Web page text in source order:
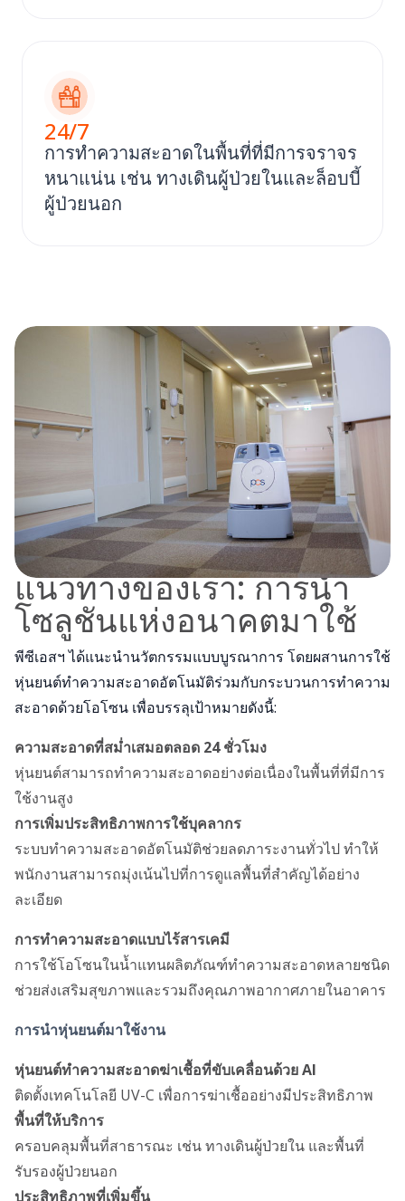
24/7
การทําความสะอาดในพื้นที่ที่มีการจราจร
หนาแน่น เช่น ทางเดินผู้ป่วยในและล็อบบี้
ผู้ป่วยนอก
แนวทางของเรา: การนำ
โซลูชันแห่งอนาคตมาใช้
พีซีเอสฯ ได้แนะนำนวัตกรรมแบบบูรณาการ โดยผสานการใช้
หุ่นยนต์ทำความสะอาดอัตโนมัติร่วมกับกระบวนการทำความ
สะอาดด้วยโอโซน เพื่อบรรลุเป้าหมายดังนี้:
ความสะอาดที่สม่ำเสมอตลอด 24ชั่วโมง
หุ่นยนต์สามารถทำความสะอาดอย่างต่อเนื่องในพื้นที่ที่มีการ
ใช้งานสูง
การเพิ่มประสิทธิภาพการใช้บุคลากร
ระบบทำความสะอาดอัตโนมัติช่วยลดภาระงานทั่วไป ทำให้
พนักงานสามารถมุ่งเน้นไปที่การดูแลพื้นที่สำคัญได้อย่าง
ละเอียด
การทำความสะอาดแบบไร้สารเคมี
การใช้โอโซนในน้ำแทนผลิตภัณฑ์ทำความสะอาดหลายชนิด
ช่วยส่งเสริมสุขภาพและรวมถึงคุณภาพอากาศภายในอาคาร
การนำหุ่นยนต์มาใช้งาน
หุ่นยนต์ทำความสะอาดฆ่าเชื้อที่ขับเคลื่อนด้วย AI
ติดตั้งเทคโนโลยี UV-C เพื่อการฆ่าเชื้ออย่างมีประสิทธิภาพ
พื้นที่ให้บริการ
ครอบคลุมพื้นที่สาธารณะ เช่น ทางเดินผู้ป่วยใน และพื้นที่
รับรองผู้ป่วยนอก
ประสิทธิภาพที่เพิ่มขึ้น